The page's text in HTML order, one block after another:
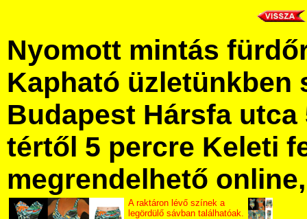
Nyomott mintás
Kapható üzletünkben
Budapest Hársfa utca
tértől 5 percre Keleti
megrendelhető
A raktáron lévő színek a
legördülő sávban találhatóak.